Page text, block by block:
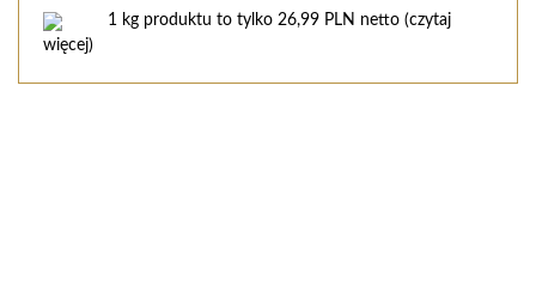
1 kg produktu to tylko 26,99 PLN netto (czytaj
więcej)